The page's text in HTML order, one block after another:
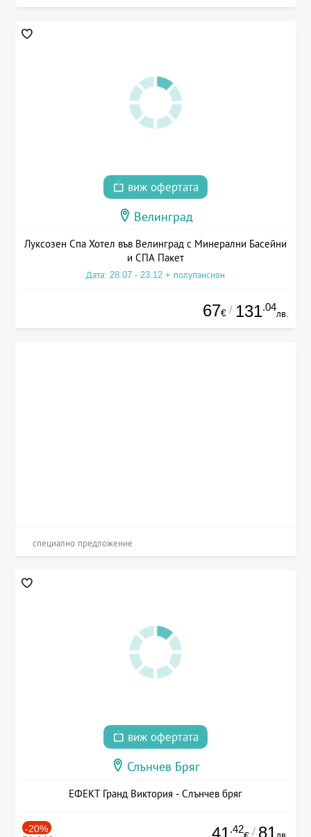
виж офертата
Велинград
Луксозен Спа Хотел във Велинград с Минерални Басейни
и СПА Пакет
Дата: 28.07 - 23.12 + полупансион
67€ / 131.04
лв.
специално предложение
виж офертата
Слънчев Бряг
ЕФЕКТ Гранд Виктория - Слънчев бряг
-20% 41 .42 / 81